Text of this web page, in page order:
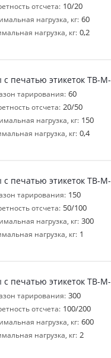
отсчета: 10/20
нагрузка, кг: 60
нагрузка, кг: 0,2
с печатью этикеток ТВ-M-
тарирования: 60
отсчета: 20/50
нагрузка, кг: 150
нагрузка, кг: 0,4
с печатью этикеток ТВ-M-
тарирования: 150
отсчета: 50/100
нагрузка, кг: 300
нагрузка, кг: 1
с печатью этикеток ТВ-M-
тарирования: 300
отсчета: 100/200
нагрузка, кг: 600
нагрузка, кг: 2